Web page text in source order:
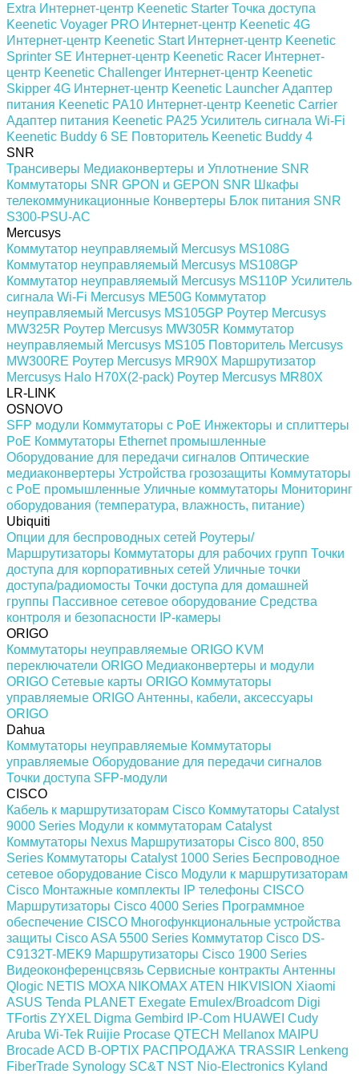
Extra Интернет-центр Keenetic Starter Точка доступа
Keenetic Voyager PRO Интернет-центр Keenetic 4G
Интернет-центр Keenetic Start Интернет-центр Keenetic
Sprinter SE Интернет-центр Keenetic Racer Интернет-
центр Keenetic Challenger Интернет-центр Keenetic
Skipper 4G Интернет-центр Keenetic Launcher Адаптер
питания Keenetic PA10 Интернет-центр Keenetic Carrier
Адаптер питания Keenetic PA25 Усилитель сигнала Wi-Fi
Keenetic Buddy 6 SE Повторитель Keenetic Buddy 4
SNR
Трансиверы Медиаконвертеры и Уплотнение SNR
Коммутаторы SNR GPON и GEPON SNR Шкафы
телекоммуникационные Конвертеры Блок питания SNR
S300-PSU-AC
Mercusys
Коммутатор неуправляемый Mercusys MS108G
Коммутатор неуправляемый Mercusys MS108GP
Коммутатор неуправляемый Mercusys MS110P Усилитель
сигнала Wi-Fi Mercusys ME50G Коммутатор
неуправляемый Mercusys MS105GP Роутер Mercusys
MW325R Роутер Mercusys MW305R Коммутатор
неуправляемый Mercusys MS105 Повторитель Mercusys
MW300RE Роутер Mercusys MR90X Маршрутизатор
Mercusys Halo H70X(2-pack) Роутер Mercusys MR80X
LR-LINK
OSNOVO
SFP модули Коммутаторы c PoE Инжекторы и сплиттеры
PoE Коммутаторы Ethernet промышленные
Оборудование для передачи сигналов Оптические
медиаконвертеры Устройства грозозащиты Коммутаторы
с PoE промышленные Уличные коммутаторы Мониторинг
оборудования (температура, влажность, питание)
Ubiquiti
Опции для беспроводных сетей Роутеры/
Маршрутизаторы Коммутаторы для рабочих групп Точки
доступа для корпоративных сетей Уличные точки
доступа/радиомосты Точки доступа для домашней
группы Пассивное сетевое оборудование Средства
контроля и безопасности
IP-камеры
ORIGO
Коммутаторы неуправляемые ORIGO KVM
переключатели ORIGO Медиаконвертеры и модули
ORIGO Сетевые карты ORIGO Коммутаторы
управляемые ORIGO Антенны, кабели, аксессуары
ORIGO
Dahua
Коммутаторы неуправляемые Коммутаторы
управляемые Оборудование для передачи сигналов
Точки доступа SFP-модули
CISCO
Кабель к маршрутизаторам Cisco Коммутаторы Catalyst
9000 Series Модули к коммутаторам Catalyst
Коммутаторы Nexus Маршрутизаторы Cisco 800, 850
Series Коммутаторы Catalyst 1000 Series Беспроводное
сетевое оборудование Cisco Модули к маршрутизаторам
Cisco Монтажные комплекты
IP телефоны СISCO
Маршрутизаторы Cisco 4000 Series Программное
обеспечение СISCO Многофункциональные устройства
защиты Cisco ASA 5500 Series Коммутатор Cisco DS-
C9132T-MEK9 Маршрутизаторы Cisco 1900 Series
Видеоконференцсвязь Сервисные контракты Антенны
Qlogic NETIS MOXA NIKOMAX ATEN HIKVISION Xiaomi
ASUS Tenda PLANET Exegate Emulex/Broadcom Digi
TFortis ZYXEL Digma Gembird IP-Com HUAWEI Cudy
Aruba Wi-Tek Ruijie Procase QTECH Mellanox MAIPU
BrocadeACD B-OPTIX РАСПРОДАЖА TRASSIR Lenkeng
FiberTrade Synology SC&T NST Nio-Electronics Kyland